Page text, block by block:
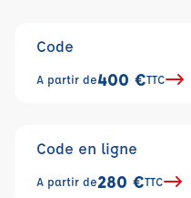
Code
A partir de400 €TTC
Code en ligne
A partir de280 €TTC